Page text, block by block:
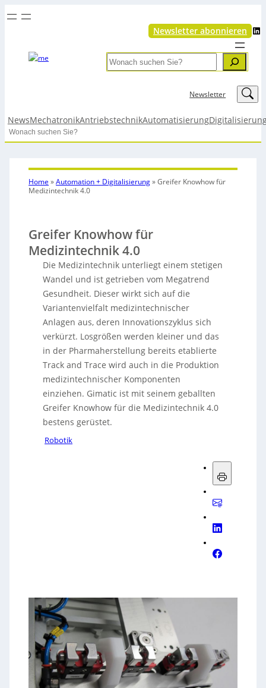
Newsletter abonnieren LinkedIn
Search
Newsletter LinkedIn
NewsMechatronikAntriebstechnikAutomatisierung
Search
Home »Automation + Digitalisierung»Greifer Knowhow für
Medizintechnik 4.0
Greifer Knowhow für
Medizintechnik 4.0
Die Medizintechnik unterliegt einem stetigen
Wandel und ist getrieben vom Megatrend
Gesundheit. Dieser wirkt sich auf die
Variantenvielfalt medizintechnischer
Anlagen aus, deren Innovationszyklus sich
verkürzt. Losgrößen werden kleiner und das
in der Pharmaherstellung bereits etablierte
Track and Trace wird auch in die Produktion
medizintechnischer Komponenten
einziehen. Gimatic ist mit seinem geballten
Greifer Knowhow für die Medizintechnik 4.0
bestens gerüstet.
Robotik